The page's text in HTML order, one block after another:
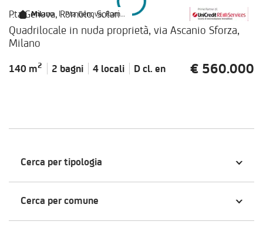
Milano P.ta Genova, Romolo, Solari
P.ta Genova, Romolo, Solari
Quadrilocale in nuda proprietà, via Ascanio Sforza,
Milano
140 m2 2 bagni 4 locali D cl. en € 560.000
Cerca per tipologia
Cerca per comune